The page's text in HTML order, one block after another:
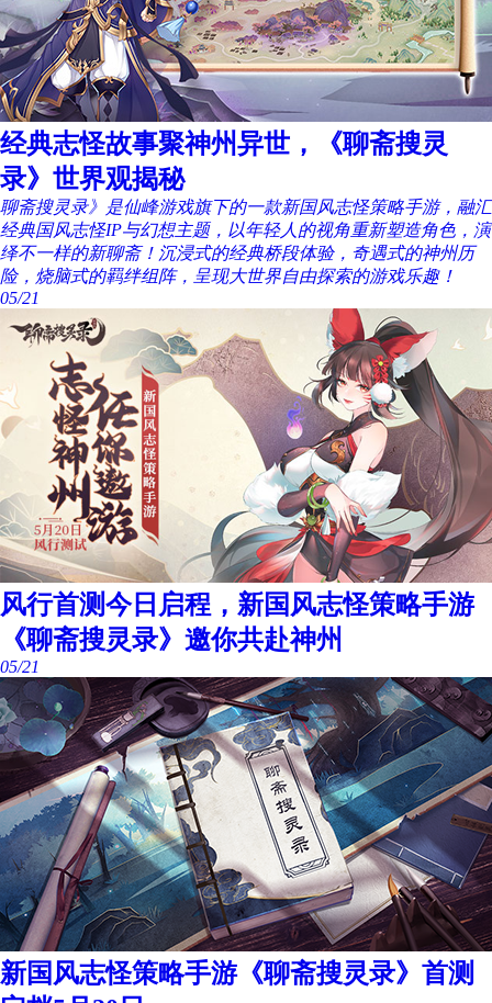
经典志怪故事聚神州异世，《聊斋搜灵
录》世界观揭秘
聊斋搜灵录》是仙峰游戏旗下的一款新国风志怪策略手游，融汇
经典国风志怪IP与幻想主题，以年轻人的视角重新塑造角色，演
绎不一样的新聊斋！沉浸式的经典桥段体验，奇遇式的神州历
险，烧脑式的羁绊组阵，呈现大世界自由探索的游戏乐趣！
05/21
风行首测今日启程，新国风志怪策略手游
《聊斋搜灵录》邀你共赴神州
05/21
新国风志怪策略手游《聊斋搜灵录》首测